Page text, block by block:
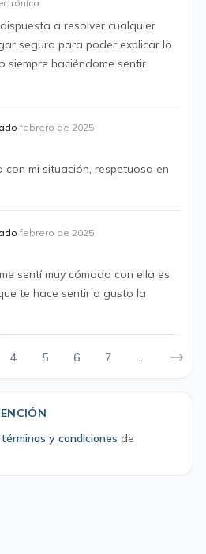
a resolver cualquier
seguro para poder explicar lo
siempre haciéndome sentir
·febrero de 2025
con mi situación, respetuosa en
·febrero de 2025
sentí muy cómoda con ella es
te hace sentir a gusto la
4 5 6 7 ...
términos y condiciones de